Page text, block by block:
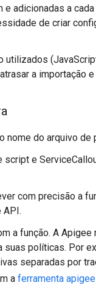
adicionadas a
de criar
a importação
nome do arquivo
script e
com precisão a
API.
a função. A
suas políticas. Por
separadas por
a ferramenta